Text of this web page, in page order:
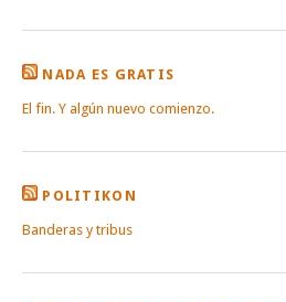
NADA ES GRATIS
El fin. Y algún nuevo comienzo.
POLITIKON
Banderas y tribus